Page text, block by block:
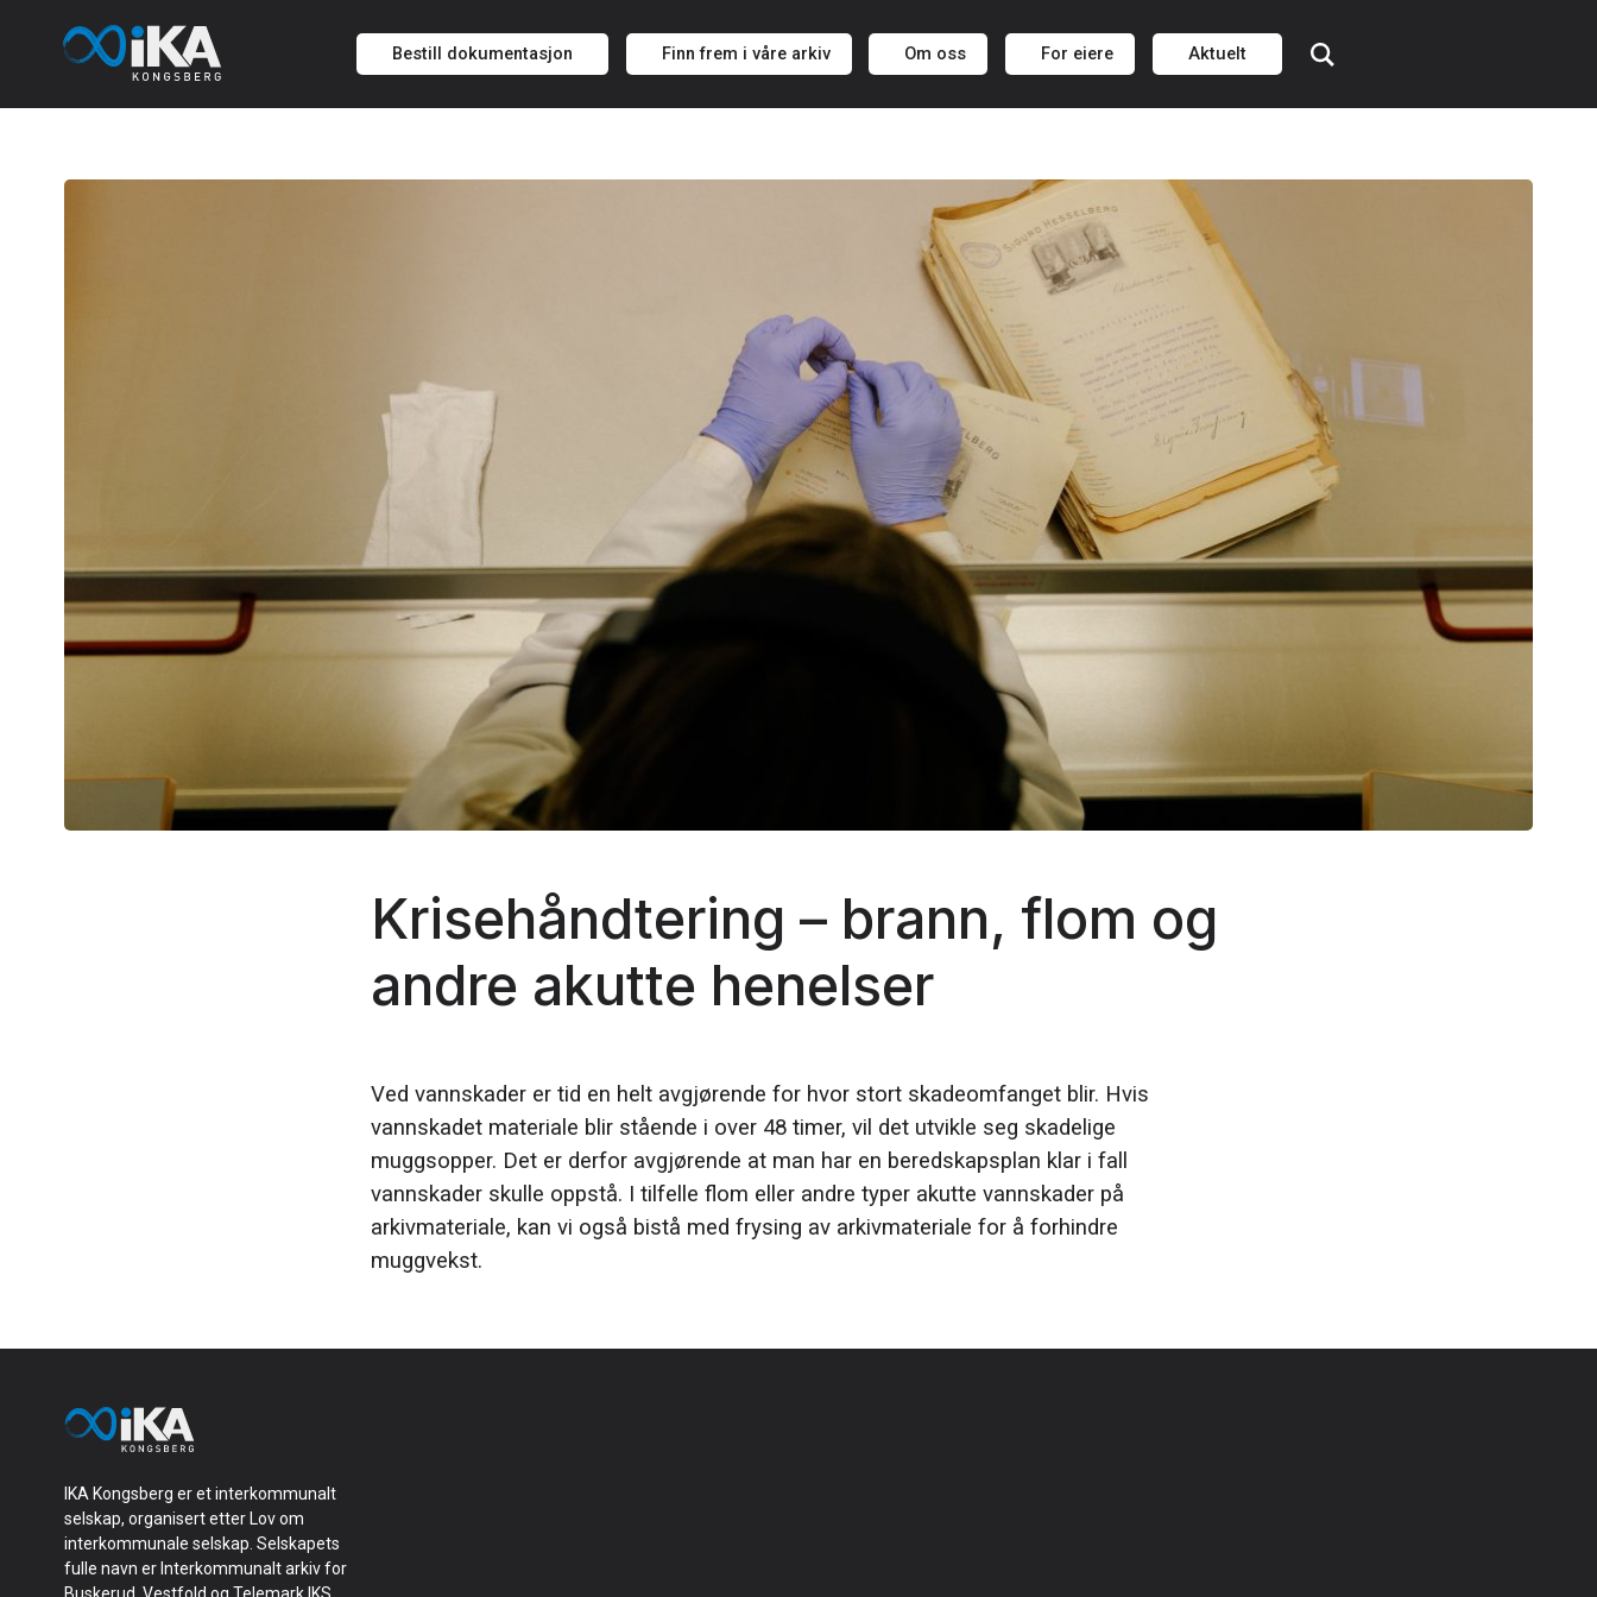
Hopp
til
Bestill dokumentasjon Finn frem i våre arkiv Om oss For eiere Aktuelt
Krisehåndtering – brann, flom og
andre akutte henelser
Ved vannskader er tid en helt avgjørende for hvor stort skadeomfanget blir. Hvis
vannskadet materiale blir stående i over 48 timer, vil det utvikle seg skadelige
muggsopper. Det er derfor avgjørende at man har en beredskapsplan klar i fall
vannskader skulle oppstå. I tilfelle flom eller andre typer akutte vannskader på
arkivmateriale, kan vi også bistå med frysing av arkivmateriale for å forhindre
muggvekst.
IKA Kongsberg er et interkommunalt
selskap, organisert etter Lov om
interkommunale selskap. Selskapets
fulle navn er Interkommunalt arkiv for